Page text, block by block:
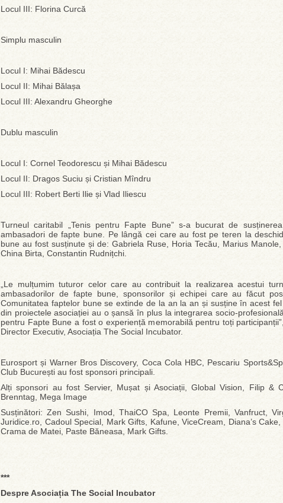
Locul III: Florina Curcă
Simplu masculin
Locul I: Mihai Bădescu
Locul II: Mihai Bălașa
Locul III: Alexandru Gheorghe
Dublu masculin
Locul I: Cornel Teodorescu și Mihai Bădescu
Locul II: Dragos Suciu și Cristian Mîndru
Locul III: Robert Berti Ilie și Vlad Iliescu
Turneul caritabil „Tenis pentru Fapte Bune” s-a bucurat de
ambasadori de fapte bune. Pe lângă cei care au fost pe teren la
bune au fost susținute și de: Gabriela Ruse, Horia Tecău, Marius
China Birta, Constantin Rudnițchi.
„Le mulțumim tuturor celor care au contribuit la realizarea acestui
ambasadorilor de fapte bune, sponsorilor și echipei care au făcut
Comunitatea faptelor bune se extinde de la an la an și susține în acest
din proiectele asociației au o șansă în plus la integrarea socio-
pentru Fapte Bune a fost o experiență memorabilă pentru toți
Director Executiv, Asociația The Social Incubator.
Eurosport și Warner Bros Discovery, Coca Cola HBC, Pescariu
Club București au fost sponsori principali.
Alți sponsori au fost Servier, Mușat și Asociații, Global Vision, Filip &
Brenntag, Mega Image
Susținători: Zen Sushi, Imod, ThaiCO Spa, Leonte Premii, Vanfruct,
Juridice.ro, Cadoul Special, Mark Gifts, Kafune, ViceCream, Diana’s
Crama de Matei, Paste Băneasa, Mark Gifts.
***
Despre Asociația The Social Incubator